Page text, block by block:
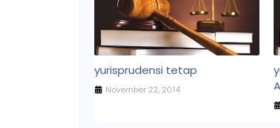
yurisprudensi tetap
November 22, 2014